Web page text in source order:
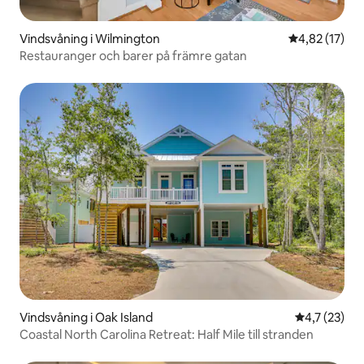
Vindsvåning i Wilmington 4,82 av 5 i
4,82 (17)
Restauranger och barer på främre gatan
Vindsvåning i Oak Island 4,7 av 5 i
4,7 (23)
Coastal North Carolina Retreat: Half Mile till stranden